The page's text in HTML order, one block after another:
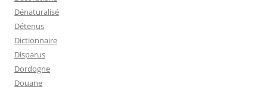
Dénaturalisé
Détenus
Dictionnaire
Disparus
Dordogne
Douane